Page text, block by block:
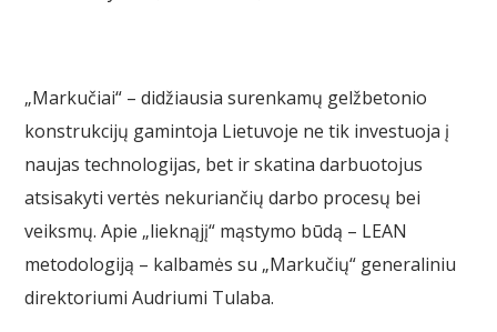
„Markučiai“ – didžiausia surenkamų gelžbetonio
konstrukcijų gamintoja Lietuvoje ne tik investuoja į
naujas technologijas, bet ir skatina darbuotojus
atsisakyti vertės nekuriančių darbo procesų bei
veiksmų. Apie „lieknąjį“ mąstymo būdą – LEAN
metodologiją – kalbamės su „Markučių“ generaliniu
direktoriumi Audriumi Tulaba.